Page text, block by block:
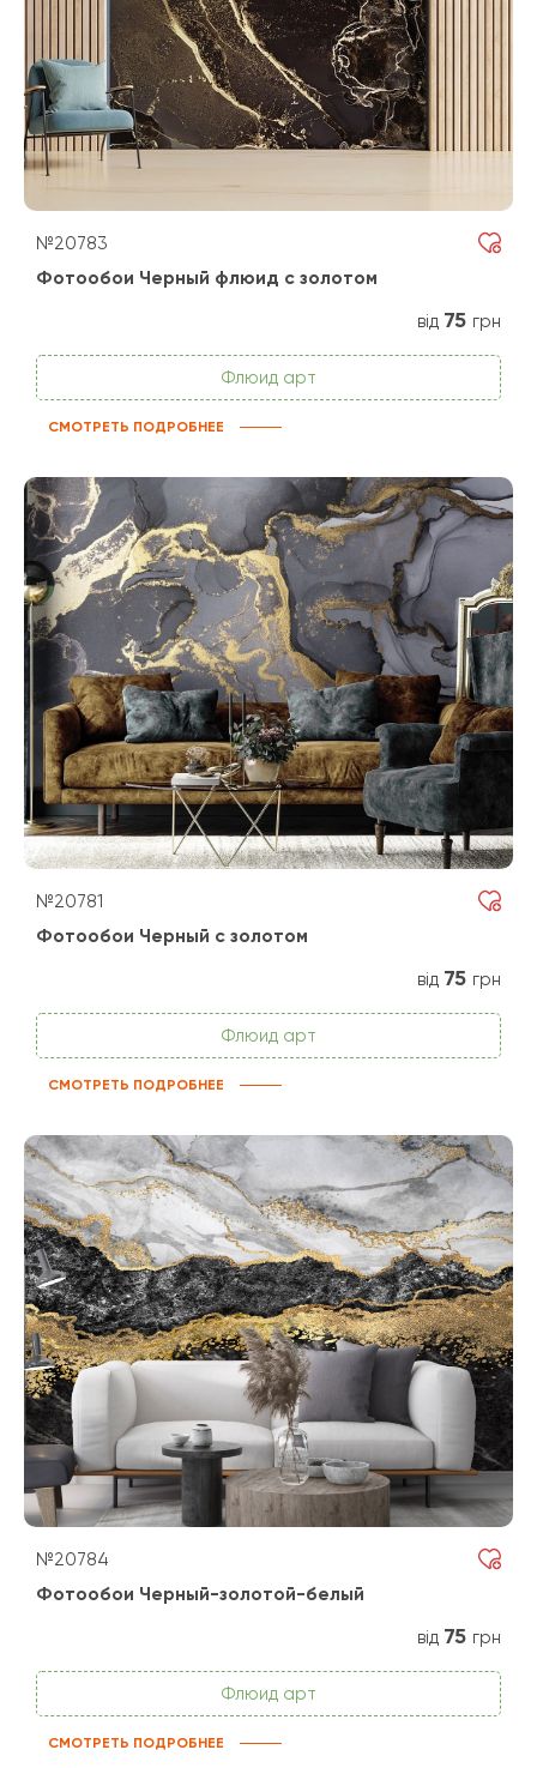
№20783
Фотообои Черный флюид с золотом
від 75 грн
Флюид арт
СМОТРЕТЬ ПОДРОБНЕЕ
№20781
Фотообои Черный с золотом
від 75 грн
Флюид арт
СМОТРЕТЬ ПОДРОБНЕЕ
№20784
Фотообои Черный-золотой-белый
від 75 грн
Флюид арт
СМОТРЕТЬ ПОДРОБНЕЕ